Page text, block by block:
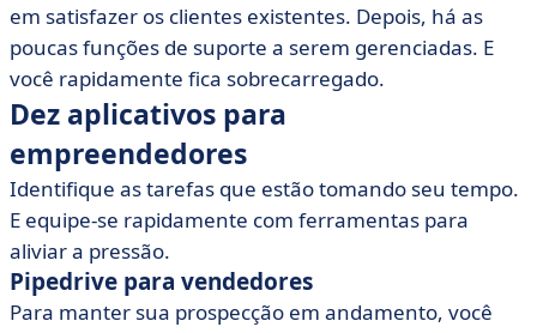
em satisfazer os clientes existentes. Depois, há as
poucas funções de suporte a serem gerenciadas. E
você rapidamente fica sobrecarregado.
Dez aplicativos para
empreendedores
Identifique as tarefas que estão tomando seu tempo.
E equipe-se rapidamente com ferramentas para
aliviar a pressão.
Pipedrive para vendedores
Para manter sua prospecção em andamento, você